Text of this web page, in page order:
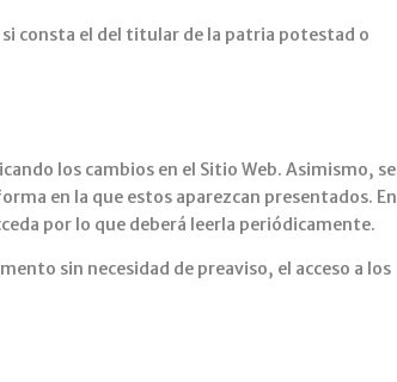
consta el del titular de la patria potestad o
los cambios en el Sitio Web. Asimismo, se
en la que estos aparezcan presentados. En
por lo que deberá leerla periódicamente.
sin necesidad de preaviso, el acceso a los